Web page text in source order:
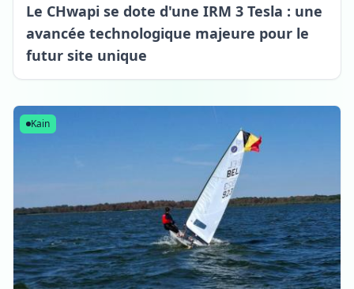
Le CHwapi se dote d'une IRM 3 Tesla : une
avancée technologique majeure pour le
futur site unique
Kain